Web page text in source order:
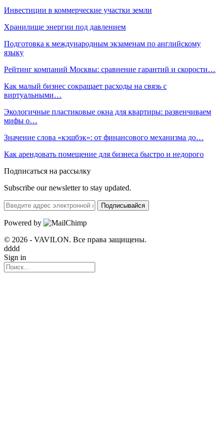
Инвестиции в коммерческие участки земли
Хранилище энергии под давлением
Подготовка к международным экзаменам по английскому
языку
Рейтинг компаний Москвы: сравнение гарантий и скорости…
Как малый бизнес сокращает расходы на связь с
виртуальными…
Экологичные пластиковые окна для квартиры: развенчиваем
мифы о…
Значение слова «кэшбэк»: от финансового механизма до…
Как арендовать помещение для бизнеса быстро и недорого
Подписаться на рассылку
Subscribe our newsletter to stay updated.
Подписывайся
Powered by
© 2026 - VAVILON. Все права защищены.
dddd
Sign in